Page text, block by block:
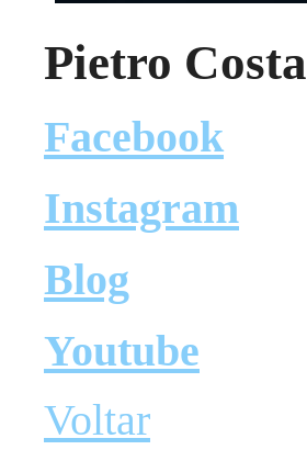
Pietro Costa
Facebook
Instagram
Blog
Youtube
Voltar